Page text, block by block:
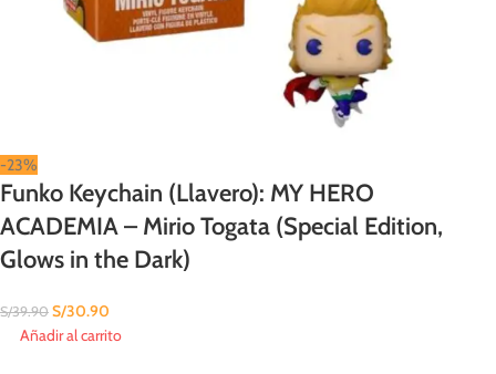
-23%
Funko Keychain (Llavero): MY HERO
ACADEMIA – Mirio Togata (Special Edition,
Glows in the Dark)
S/39.90 S/30.90
Añadir al carrito